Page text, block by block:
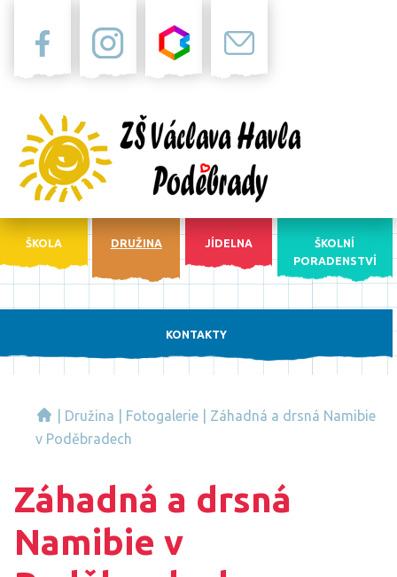
ŠKOLA DRUŽINA JÍDELNA
ŠKOLNÍ
PORADENSTVÍ
KONTAKTY
Družina Fotogalerie
Záhadná a drsná Namibie
v Poděbradech
Záhadná a drsná
Namibie v